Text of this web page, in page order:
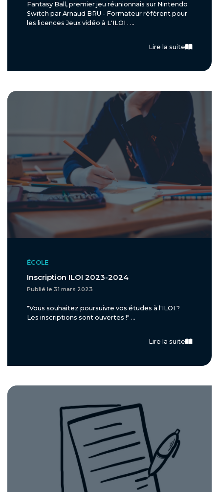
Fantasy Ball, premier jeu réunionnais sur Nintendo
Switch par Arnaud BRU - Formateur référent pour
les licences Jeux vidéo à L'ILOI . ...
Lire la suite
ÉCOLE
Inscription ILOI 2023-2024
Publié le 31 mars 2023
"Vous souhaitez poursuivre vos études à l'ILOI ?
Les inscriptions sont ouvertes !" ...
Lire la suite